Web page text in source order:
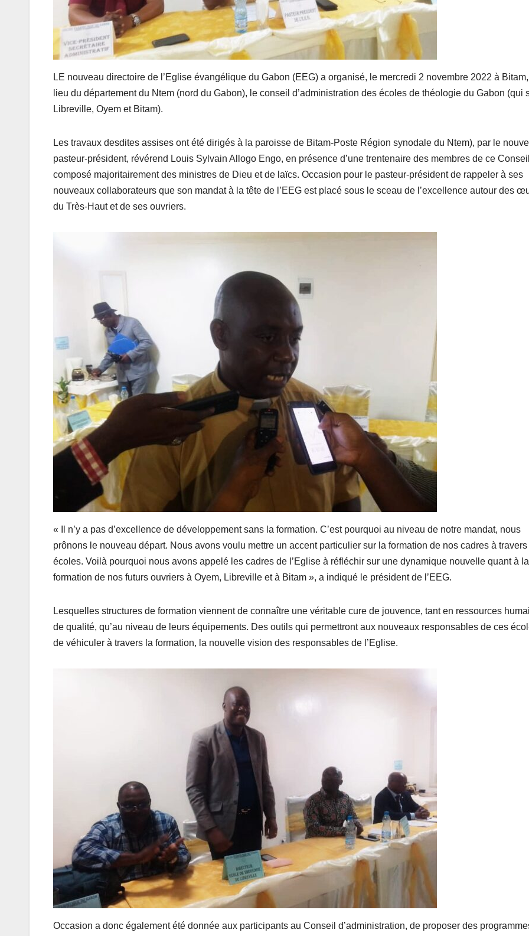
LE nouveau directoire de l’Eglise évangélique du Gabon (EEG) a organisé, le mercredi 2 novembre 2022 à
lieu du département du Ntem (nord du Gabon), le conseil d’administration des écoles de théologie du Gabon (qui
Libreville, Oyem et Bitam).
Les travaux desdites assises ont été dirigés à la paroisse de Bitam-Poste Région synodale du Ntem), par le
pasteur-président, révérend Louis Sylvain Allogo Engo, en présence d’une trentenaire des membres de ce
composé majoritairement des ministres de Dieu et de laïcs. Occasion pour le pasteur-président de rappeler à ses
nouveaux collaborateurs que son mandat à la tête de l’EEG est placé sous le sceau de l’excellence autour des
du Très-Haut et de ses ouvriers.
« Il n’y a pas d’excellence de développement sans la formation. C’est pourquoi au niveau de notre mandat, nous
prônons le nouveau départ. Nous avons voulu mettre un accent particulier sur la formation de nos cadres à
écoles. Voilà pourquoi nous avons appelé les cadres de l’Eglise à réfléchir sur une dynamique nouvelle quant à la
formation de nos futurs ouvriers à Oyem, Libreville et à Bitam », a indiqué le président de l’EEG.
Lesquelles structures de formation viennent de connaître une véritable cure de jouvence, tant en ressources
de qualité, qu’au niveau de leurs équipements. Des outils qui permettront aux nouveaux responsables de ces
de véhiculer à travers la formation, la nouvelle vision des responsables de l’Eglise.
Occasion a donc également été donnée aux participants au Conseil d’administration, de proposer des